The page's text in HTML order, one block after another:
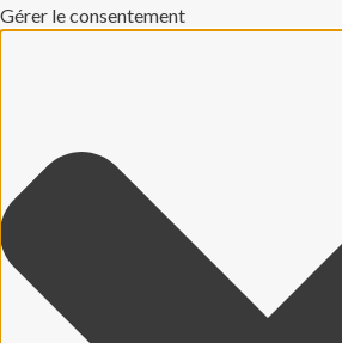
Gérer le consentement